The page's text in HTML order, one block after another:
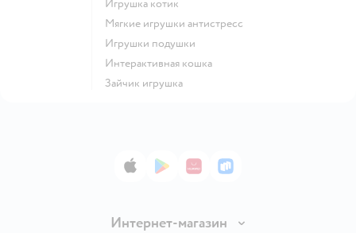
Игрушка котик
Мягкие игрушки антистресс
Игрушки подушки
Интерактивная кошка
Зайчик игрушка
App StoreGoogle Play
AppGallery
RuStore
Интернет-магазин